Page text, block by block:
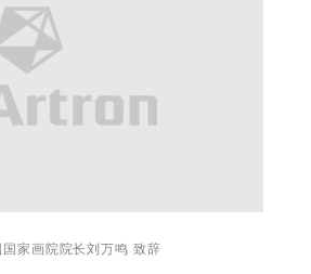
国家画院院长刘万鸣 致辞